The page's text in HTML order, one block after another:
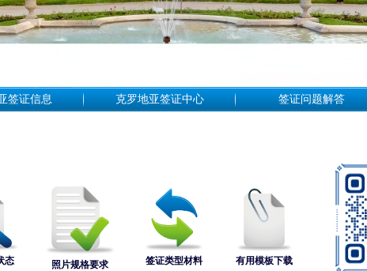
签证信息 克罗地亚签证中心 签证问题解答
态 照片规格要求 签证类型材料 有用模板下载